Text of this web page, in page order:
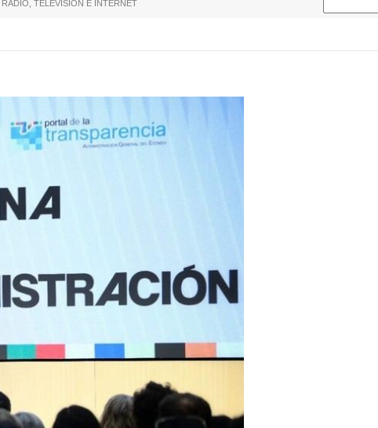
TELEVISIÓN E INTERNET